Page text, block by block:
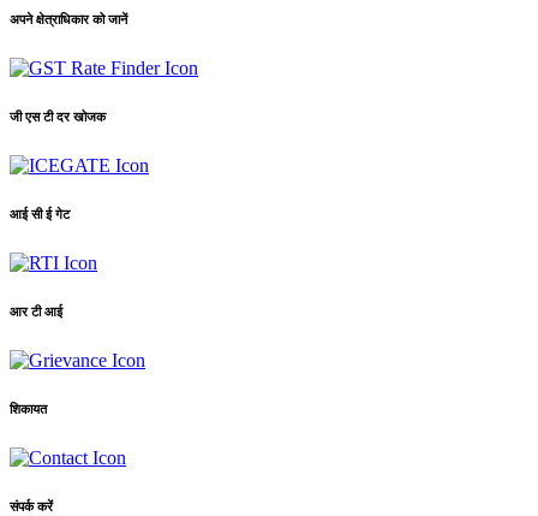
अपने क्षेत्राधिकार को जानें
जी एस टी दर खोजक
आई सी ई गेट
आर टी आई
शिकायत
संपर्क करें